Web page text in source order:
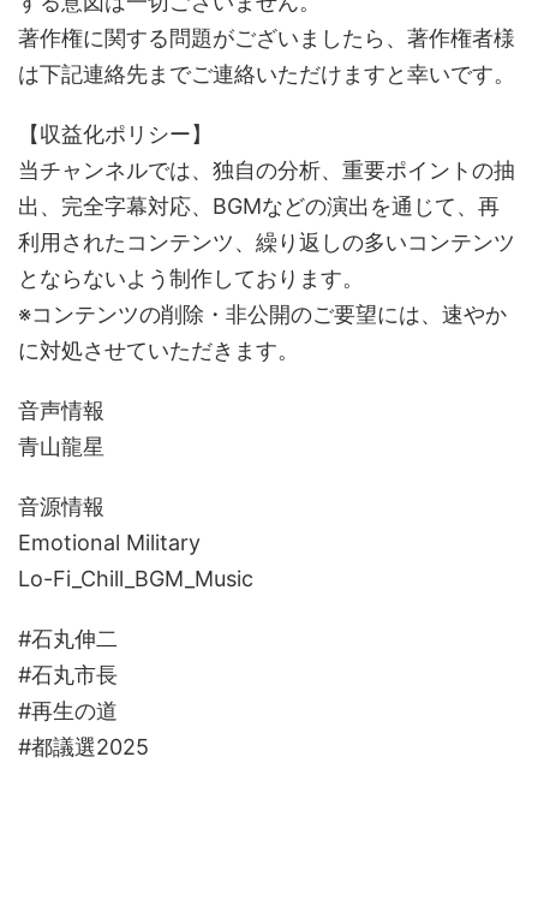
著作権に関する問題がございましたら、著作権者様
は下記連絡先までご連絡いただけますと幸いです。
【収益化ポリシー】
当チャンネルでは、独自の分析、重要ポイントの抽
出、完全字幕対応、BGMなどの演出を通じて、再
利用されたコンテンツ、繰り返しの多いコンテンツ
とならないよう制作しております。
※コンテンツの削除・非公開のご要望には、速やか
に対処させていただきます。
音声情報
青山龍星
音源情報
Emotional Military
Lo-Fi_Chill_BGM_Music
#石丸伸二
#石丸市長
#再生の道
#都議選2025